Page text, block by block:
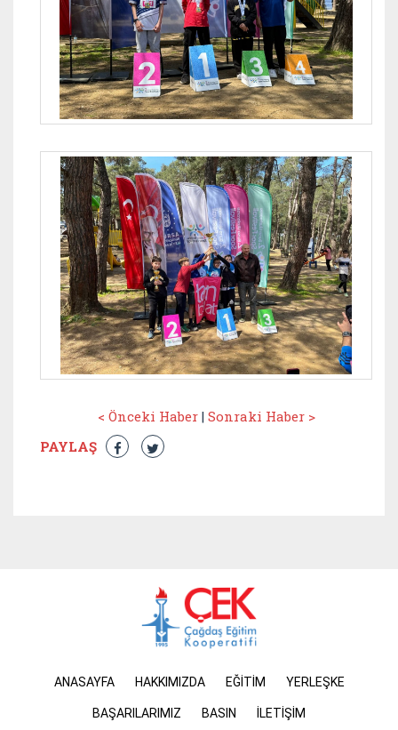
< Önceki Haber| Sonraki Haber >
PAYLAŞ
ANASAYFA HAKKIMIZDA EĞİTİM YERLEŞKE
BAŞARILARIMIZ BASIN İLETİŞİM